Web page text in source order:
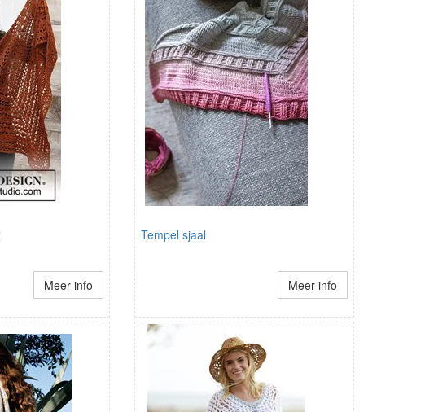
Meer info
Tempel sjaal
Meer info